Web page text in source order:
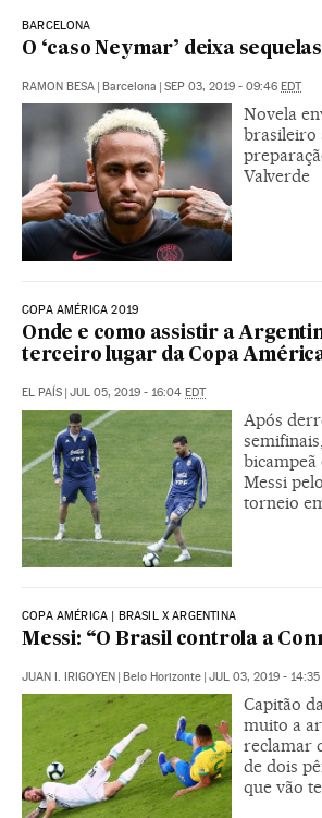
BARCELONA
O ‘caso Neymar’ deixa
RAMON BESA | Barcelona | SEP 03, 2019 - 09:46 EDT
Novela
brasileiro
Valverde
COPA AMÉRICA 2019
Onde e como assistir a
terceiro lugar da Copa
EL PAÍS | JUL 05, 2019 - 16:04 EDT
Após
Messi
torneio
COPA AMÉRICA | BRASIL X ARGENTINA
Messi: “O Brasil controla a
JUAN I. IRIGOYEN | Belo Horizonte | JUL 03, 2019 - 14:35
Capitão
muito a
reclamar
de dois
que vão